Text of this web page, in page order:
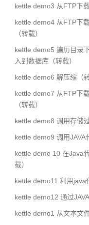
kettle demo3 从FTP下
kettle demo4 从FTP下
（转载）
kettle demo5 遍历目录
入到数据库（转载）
kettle demo6 解压缩（转
kettle demo7 从FTP下
（转载）
kettle demo8 调用存储
kettle demo9 调用JAVA
kettle demo 10 在Java
载）
kettle demo11 利用java
kettle demo12 通过
kettle demo1 从文本文